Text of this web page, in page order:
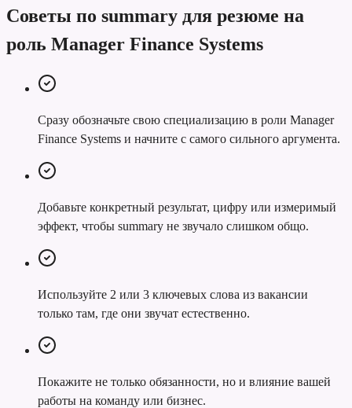
Советы по summary для резюме на
роль Manager Finance Systems
Сразу обозначьте свою специализацию в роли Manager
Finance Systems и начните с самого сильного аргумента.
Добавьте конкретный результат, цифру или измеримый
эффект, чтобы summary не звучало слишком общо.
Используйте 2 или 3 ключевых слова из вакансии
только там, где они звучат естественно.
Покажите не только обязанности, но и влияние вашей
работы на команду или бизнес.